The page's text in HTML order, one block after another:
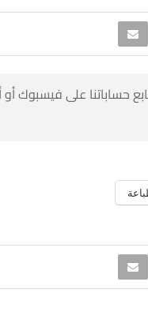
حساباتنا على فيسبوك